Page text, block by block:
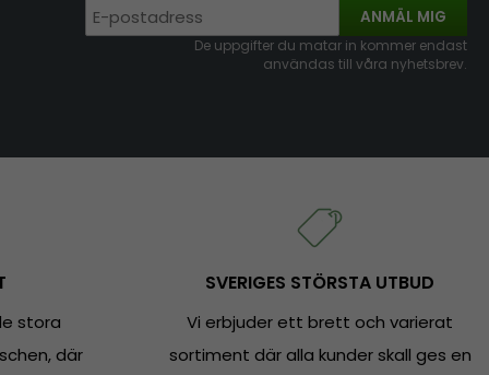
ANMÄL MIG
De uppgifter du matar in kommer endast
användas till våra nyhetsbrev.
stora
där
SVERIGES STÖRSTA UTBUD
Vi erbjuder ett brett och varierat
sortiment där alla kunder skall ges en